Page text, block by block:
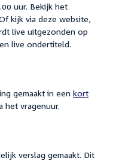
uur. Bekijk het
kijk via deze website,
live uitgezonden op
en live ondertiteld.
gemaakt in een kort
het vragenuur.
verslag gemaakt. Dit